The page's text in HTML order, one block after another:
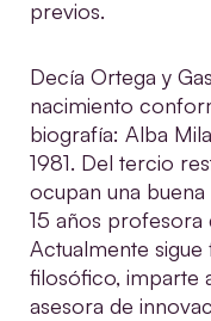
previos.
Decía Ortega y
nacimiento
biografía: Alba
1981. Del tercio
ocupan una
15 años profesora
Actualmente
filosófico, imparte
asesora de